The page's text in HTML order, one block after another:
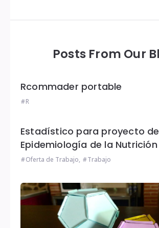
Posts From Our
Rcommader portable
R
Estadístico para proyecto de
Epidemiología de la Nutrición
Oferta de Trabajo, Trabajo